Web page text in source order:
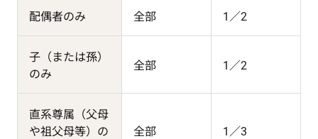
配偶者のみ 全部 1／2
子（または孫）
のみ
全部 1／2
直系尊属（父母
や祖父母等）の
全部 1／3